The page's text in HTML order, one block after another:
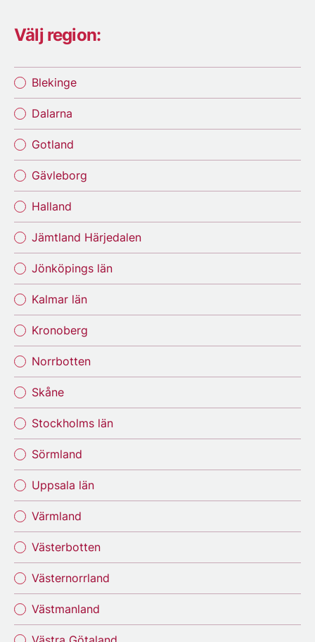
Välj region:
Blekinge
Dalarna
Gotland
Gävleborg
Halland
Jämtland Härjedalen
Jönköpings län
Kalmar län
Kronoberg
Norrbotten
Skåne
Stockholms län
Sörmland
Uppsala län
Värmland
Västerbotten
Västernorrland
Västmanland